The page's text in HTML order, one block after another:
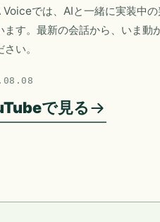
Voiceでは、AIと一緒に実装中
ます。最新の会話から、いま動
い。
で見る